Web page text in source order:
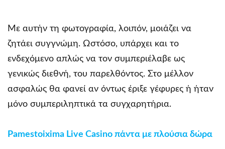
Με αυτήν τη φωτογραφία, λοιπόν, μοιάζει να
ζητάει συγγνώμη. Ωστόσο, υπάρχει και το
ενδεχόμενο απλώς να τον συμπεριέλαβε ως
γενικώς διεθνή, του παρελθόντος. Στο μέλλον
ασφαλώς θα φανεί αν όντως έριξε γέφυρες ή ήταν
μόνο συμπεριληπτικά τα συγχαρητήρια.
Pamestoixima Live Casino πάντα με πλούσια δώρα